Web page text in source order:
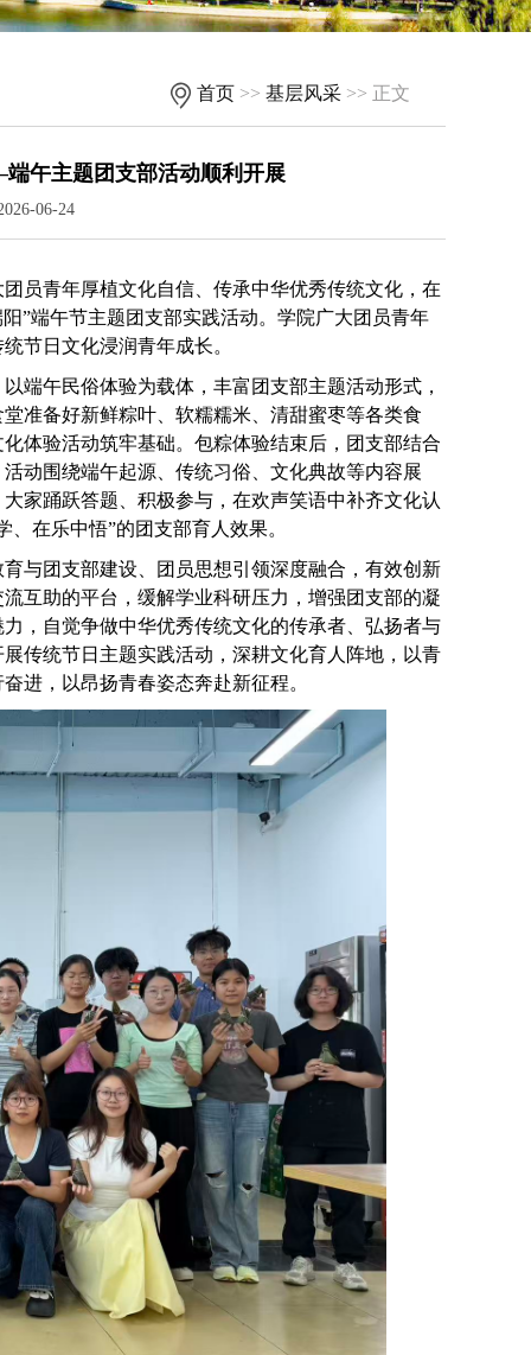
首页 >> 基层风采 >> 正文
午主题团支部活动顺利开展
06-24
员青年厚植文化自信、传承中华优秀传统文化，在
”端午节主题团支部实践活动。学院广大团员青年
节日文化浸润青年成长。
端午民俗体验为载体，丰富团支部主题活动形式，
准备好新鲜粽叶、软糯糯米、清甜蜜枣等各类食
体验活动筑牢基础。包粽体验结束后，团支部结合
动围绕端午起源、传统习俗、文化典故等内容展
家踊跃答题、积极参与，在欢声笑语中补齐文化认
、在乐中悟”的团支部育人效果。
与团支部建设、团员思想引领深度融合，有效创新
互助的平台，缓解学业科研压力，增强团支部的凝
，自觉争做中华优秀传统文化的传承者、弘扬者与
传统节日主题实践活动，深耕文化育人阵地，以青
进，以昂扬青春姿态奔赴新征程。